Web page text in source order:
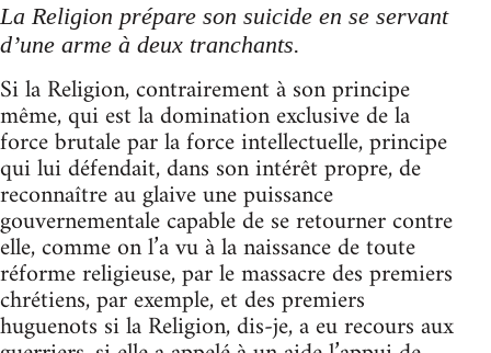
La Religion prépare son suicide en se servant
d’une arme à deux tranchants.
Si la Religion, contrairement à son principe
même, qui est la domination exclusive de la
force brutale par la force intellectuelle, principe
qui lui défendait, dans son intérêt propre, de
reconnaître au glaive une puissance
gouvernementale capable de se retourner contre
elle, comme on l’a vu à la naissance de toute
réforme religieuse, par le massacre des premiers
chrétiens, par exemple, et des premiers
huguenots si la Religion, dis-je, a eu recours aux